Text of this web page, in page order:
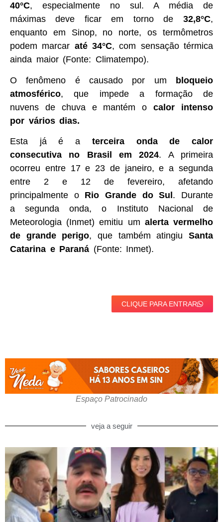
40°C, especialmente no sul. A média de
máximas deve ficar em torno de 32,8°C,
enquanto em Sinop, no norte, os termômetros
podem marcar até 34°C, com sensação térmica
ainda maior (Fonte: Climatempo).
O fenômeno é causado por um bloqueio
atmosférico, que impede a formação de
nuvens de chuva e mantém ocalor intenso
por vários dias.
Esta já é a terceira onda de calor
consecutiva no Brasil em 2024. A primeira
ocorreu entre 17 e 23 de janeiro, e a segunda
entre 2 e 12 de fevereiro, afetando
principalmente o Rio Grande do Sul . Durante
a segunda onda, o Instituto Nacional de
Meteorologia (Inmet) emitiu um alerta vermelho
de grande perigo, que também atingiuSanta
Catarina e Paraná (Fonte: Inmet).
CLIQUE PARA ENTRAR
Espaço Patrocinado
veja a seguir